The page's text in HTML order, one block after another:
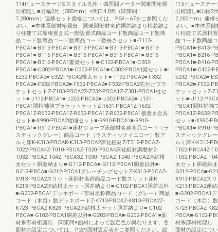
114ビューステージSスタイル九州・四国間メーター関東間桁露
出桁隠し■出幅2尺（585mm）×間口4.0間（関東間：
7,280mm）連棟セット価格については、P.54～67をご参照くだ
さい。■本体系部材桁露出 関東間部材名称胴差納まり柱芯納ま
り柱建て式屋根置き式一階設置式商品コード数商品コード数商
品コード数商品コード数商品コード数長さセット■-B113-
PBCA1■-B313-PBCA1■-B313-PBCA1■-B313-PBCA1■-B313-
PBCA1■-B116-PBCA1■-B316-PBCA1■-B316-PBCA1■-B316-
PBCA1■-B316-PBCA1妻梁セット■-C122-PBCA1■-C302-
PBCA1■-C302-PBCA1■-C302-PBCA1■-C302-PBCA1梁セット■-
E232-PBCA2■-E322-PBCA2根太セット■-F132-PBCA2■-F332-
PBCA2■-F532-PBCA2■-F532-PBCA2■-F532-PBCA2先付けブラ
ケットセットZ-Z103-PBCA2Z-Z232-PBCA1Z-Z301-PBCA1柱セ
ット■-J112-PBCA1■-J202-PBCA2■-J302-PBCA2■-J131-
PBCA1間柱補強ブラケットセットZ-R631-PBCA1Z-R632-
PBCA1Z-R632-PBCA1Z-R632-PBCA1Z-R632-PBCA1仮置き金具
セット■-X990-PBCA2縦樋セット■-R910-PBCA1■-R910-
PBCA1■-R910-PBCA1■床材ジョーブ床部材名称商品コード（ラ
スティックグレー）商品コード（ラスティックイエロー）数ア
ルミ床K-K313-PBCAK-K313-PBCA2床化粧材Z-T012-PBCAZ-
T022-PBCA4Z-T010-PBCAZ-T020-PBCA4床化粧材調整材Z-
T032-PBCAZ-T042-PBCA3Z-T030-PBCAZ-T040-PBCA2連結根
太セット胴差納まり■-G112-PBCA■-G112-PBCA1胴差以外■-
G212-PBCA■-G212-PBCA1グレーチングセットZ-X913-PBCAZ-
X913-PBCA2スリット床部材名称商品コード数スリット床K-
K213-PBCA2連結根太セット胴差納まり■-G102-PBCA1胴差以外
■-G202-PBCA1デッキボード部材名称商品コード（グレー）商品
コード（木目）数デッキボードZ-K713-PBCAZ-K813-PBCA2Z-
K723-PBCAZ-K823-PBCA2連結根太セット胴差納まり■-G102-
PBCA■-G102-PBCA1胴差以外■-G202-PBCA■-G202-PBCA1■面
材系部材桁露出 関東間※面材によって設定色が異なります。各
面材の設定については、P.2の面材設定表をご参照ください。縦
115ビューステ
出桁隠し■出幅2
7,280mm）連棟
さい。■本体系
り柱建て式屋根
品コード数商品
PBCA1■-B413-
PBCA1■-B216-
PBCA1■-B416-
PBCA1■-C402-
E232-PBCA2■-
PBCA2■-F532-
ケットセットZ-
ット■-J112-
PBCA1間柱補強
PBCA1Z-R632-
セット■-X990-
PBCA1■-R910-
スティックグレ
ルミ床K-K313-
T022-PBCA4Z-
T032-PBCAZ-
太セット胴差納
G212-PBCA■-
X913-PBCA2ス
K213-PBCA2連
■-G202-PBCA1
コード（木目）
K723-PBCAZ-
PBCA■-G102-
材系部材桁隠し
面材の設定につ